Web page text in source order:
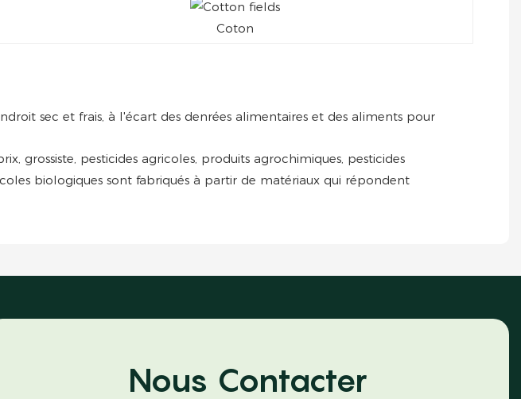
Coton
sec et frais, à l'écart des denrées alimentaires et des aliments pour
grossiste, pesticides agricoles, produits agrochimiques, pesticides
biologiques sont fabriqués à partir de matériaux qui répondent
Nous Contacter